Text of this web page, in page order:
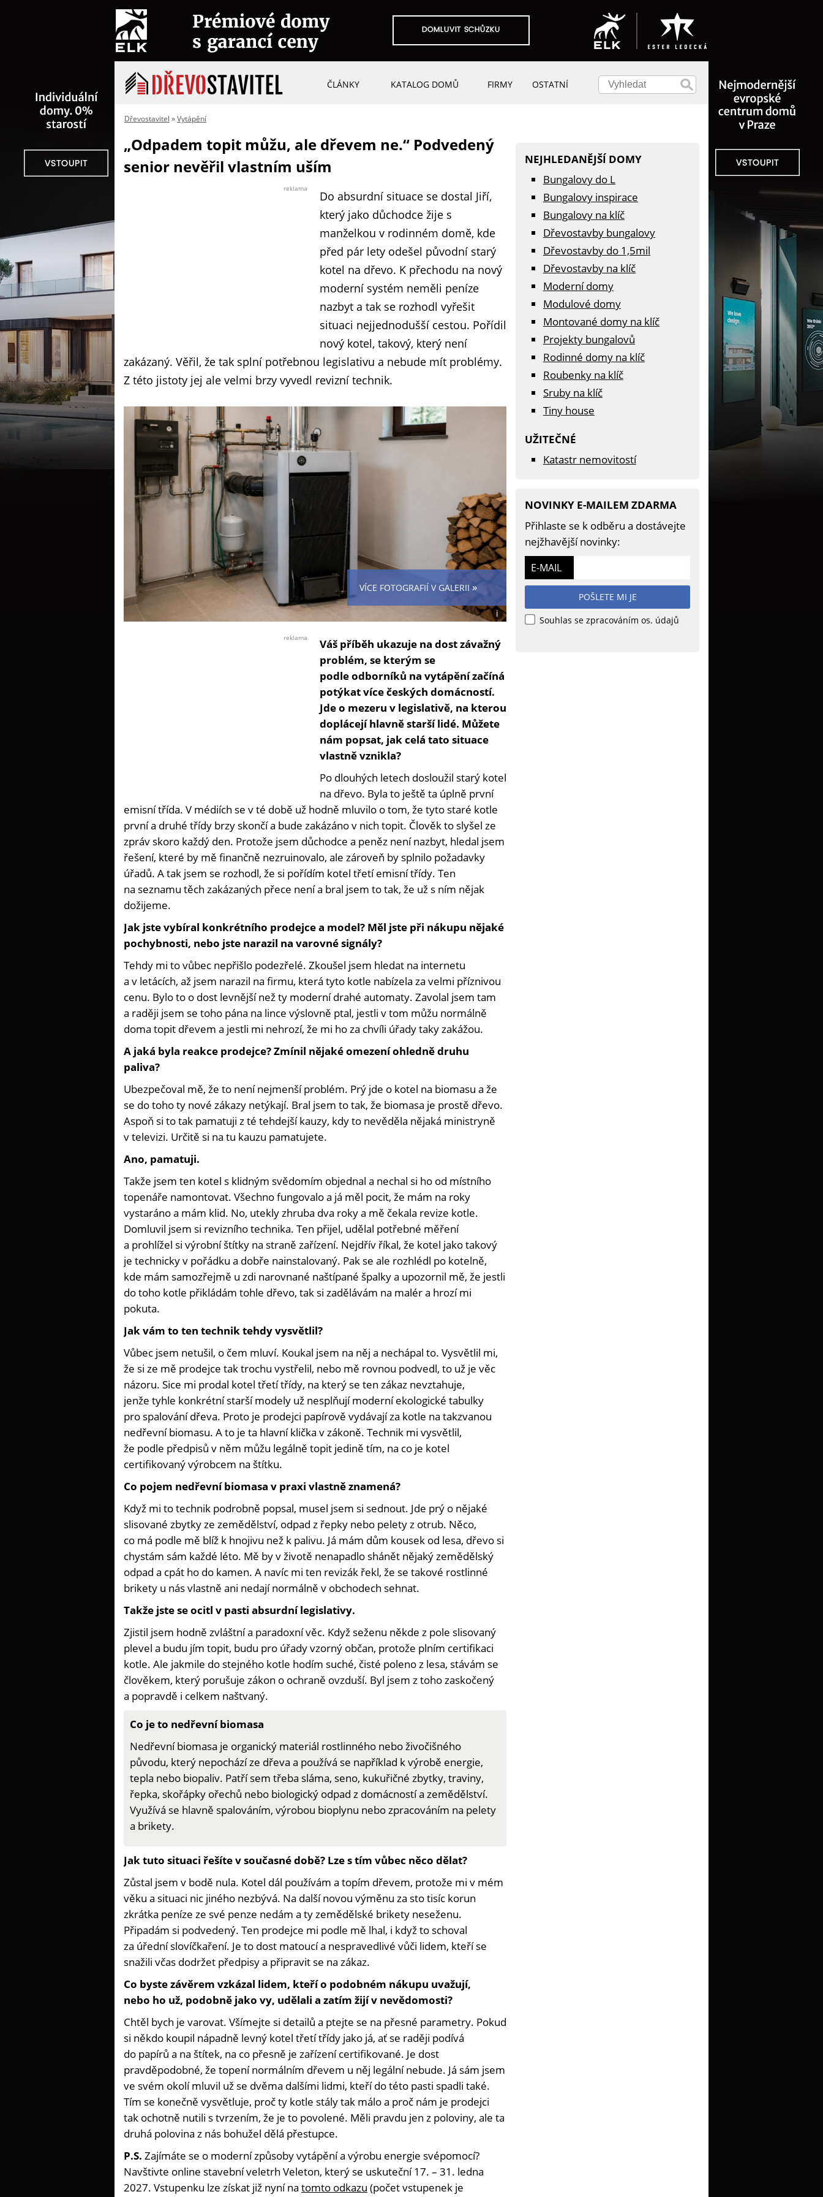
ČLÁNKY KATALOG DOMŮ FIRMY OSTATNÍ
Dřevostavitel »Vytápění
„Odpadem topit můžu, ale dřevem ne.“ Podvedený
senior nevěřil vlastním uším
reklama
Do absurdní situace se dostal Jiří,
který jako důchodce žije s
manželkou v rodinném domě, kde
před pár lety odešel původní starý
kotel na dřevo. K přechodu na nový
moderní systém neměli peníze
nazbyt a tak se rozhodl vyřešit
situaci nejjednodušší cestou. Pořídil
nový kotel, takový, který není
zakázaný. Věřil, že tak splní potřebnou legislativu a nebude mít problémy.
Z této jistoty jej ale velmi brzy vyvedl revizní technik.
VÍCE FOTOGRAFIÍ V GALERII »
i
Foto:
Formánek
reklama
Váš příběh ukazuje na dost závažný
problém, se kterým se
podle odborníků na vytápění začíná
potýkat více českých domácností.
Jde o mezeru v legislativě, na kterou
doplácejí hlavně starší lidé. Můžete
nám popsat, jak celá tato situace
vlastně vznikla?
Po dlouhých letech dosloužil starý kotel
na dřevo. Byla to ještě ta úplně první
emisní třída. V médiích se v té době už hodně mluvilo o tom, že tyto staré kotle
první a druhé třídy brzy skončí a bude zakázáno v nich topit. Člověk to slyšel ze
zpráv skoro každý den. Protože jsem důchodce a peněz není nazbyt, hledal jsem
řešení, které by mě finančně nezruinovalo, ale zároveň by splnilo požadavky
úřadů. A tak jsem se rozhodl, že si pořídím kotel třetí emisní třídy. Ten
na seznamu těch zakázaných přece není a bral jsem to tak, že už s ním nějak
dožijeme.
Jak jste vybíral konkrétního prodejce a model? Měl jste při nákupu nějaké
pochybnosti, nebo jste narazil na varovné signály?
Tehdy mi to vůbec nepřišlo podezřelé. Zkoušel jsem hledat na internetu
a v letácích, až jsem narazil na firmu, která tyto kotle nabízela za velmi příznivou
cenu. Bylo to o dost levnější než ty moderní drahé automaty. Zavolal jsem tam
a raději jsem se toho pána na lince výslovně ptal, jestli v tom můžu normálně
doma topit dřevem a jestli mi nehrozí, že mi ho za chvíli úřady taky zakážou.
A jaká byla reakce prodejce? Zmínil nějaké omezení ohledně druhu
paliva?
Ubezpečoval mě, že to není nejmenší problém. Prý jde o kotel na biomasu a že
se do toho ty nové zákazy netýkají. Bral jsem to tak, že biomasa je prostě dřevo.
Aspoň si to tak pamatuji z té tehdejší kauzy, kdy to nevěděla nějaká ministryně
v televizi. Určitě si na tu kauzu pamatujete.
Ano, pamatuji.
Takže jsem ten kotel s klidným svědomím objednal a nechal si ho od místního
topenáře namontovat. Všechno fungovalo a já měl pocit, že mám na roky
vystaráno a mám klid. No, utekly zhruba dva roky a mě čekala revize kotle.
Domluvil jsem si revizního technika. Ten přijel, udělal potřebné měření
a prohlížel si výrobní štítky na straně zařízení. Nejdřív říkal, že kotel jako takový
je technicky v pořádku a dobře nainstalovaný. Pak se ale rozhlédl po kotelně,
kde mám samozřejmě u zdi narovnané naštípané špalky a upozornil mě, že jestli
do toho kotle přikládám tohle dřevo, tak si zadělávám na malér a hrozí mi
pokuta.
Jak vám to ten technik tehdy vysvětlil?
Vůbec jsem netušil, o čem mluví. Koukal jsem na něj a nechápal to. Vysvětlil mi,
že si ze mě prodejce tak trochu vystřelil, nebo mě rovnou podvedl, to už je věc
názoru. Sice mi prodal kotel třetí třídy, na který se ten zákaz nevztahuje,
jenže tyhle konkrétní starší modely už nesplňují moderní ekologické tabulky
pro spalování dřeva. Proto je prodejci papírově vydávají za kotle na takzvanou
nedřevní biomasu. A to je ta hlavní klička v zákoně. Technik mi vysvětlil,
že podle předpisů v něm můžu legálně topit jedině tím, na co je kotel
certifikovaný výrobcem na štítku.
Co pojem nedřevní biomasa v praxi vlastně znamená?
Když mi to technik podrobně popsal, musel jsem si sednout. Jde prý o nějaké
slisované zbytky ze zemědělství, odpad z řepky nebo pelety z otrub. Něco,
co má podle mě blíž k hnojivu než k palivu. Já mám dům kousek od lesa, dřevo si
chystám sám každé léto. Mě by v životě nenapadlo shánět nějaký zemědělský
odpad a cpát ho do kamen. A navíc mi ten revizák řekl, že se takové rostlinné
brikety u nás vlastně ani nedají normálně v obchodech sehnat.
Takže jste se ocitl v pasti absurdní legislativy.
Zjistil jsem hodně zvláštní a paradoxní věc. Když seženu někde z pole slisovaný
plevel a budu jím topit, budu pro úřady vzorný občan, protože plním certifikaci
kotle. Ale jakmile do stejného kotle hodím suché, čisté poleno z lesa, stávám se
člověkem, který porušuje zákon o ochraně ovzduší. Byl jsem z toho zaskočený
a popravdě i celkem naštvaný.
Co je to nedřevní biomasa
Nedřevní biomasa je organický materiál rostlinného nebo živočišného
původu, který nepochází ze dřeva a používá se například k výrobě energie,
tepla nebo biopaliv. Patří sem třeba sláma, seno, kukuřičné zbytky, traviny,
řepka, skořápky ořechů nebo biologický odpad z domácností a zemědělství.
Využívá se hlavně spalováním, výrobou bioplynu nebo zpracováním na pelety
a brikety.
Jak tuto situaci řešíte v současné době? Lze s tím vůbec něco dělat?
Zůstal jsem v bodě nula. Kotel dál používám a topím dřevem, protože mi v mém
věku a situaci nic jiného nezbývá. Na další novou výměnu za sto tisíc korun
zkrátka peníze ze své penze nedám a ty zemědělské brikety neseženu.
Připadám si podvedený. Ten prodejce mi podle mě lhal, i když to schoval
za úřední slovíčkaření. Je to dost matoucí a nespravedlivé vůči lidem, kteří se
snažili včas dodržet předpisy a připravit se na zákaz.
Co byste závěrem vzkázal lidem, kteří o podobném nákupu uvažují,
nebo ho už, podobně jako vy, udělali a zatím žijí v nevědomosti?
Chtěl bych je varovat. Všímejte si detailů a ptejte se na přesné parametry. Pokud
si někdo koupil nápadně levný kotel třetí třídy jako já, ať se raději podívá
do papírů a na štítek, na co přesně je zařízení certifikované. Je dost
pravděpodobné, že topení normálním dřevem u něj legální nebude. Já sám jsem
ve svém okolí mluvil už se dvěma dalšími lidmi, kteří do této pasti spadli také.
Tím se konečně vysvětluje, proč ty kotle stály tak málo a proč nám je prodejci
tak ochotně nutili s tvrzením, že je to povolené. Měli pravdu jen z poloviny, ale ta
druhá polovina z nás bohužel dělá přestupce.
P.S. Zajímáte se o moderní způsoby vytápění a výrobu energie svépomocí?
Navštivte online stavební veletrh Veleton, který se uskuteční 17. – 31. ledna
2027. Vstupenku lze získat již nyní na tomto odkazu (počet vstupenek je
NEJHLEDANĚJŠÍ DOMY
Bungalovy do L
Bungalovy inspirace
Bungalovy na klíč
Dřevostavby bungalovy
Dřevostavby do 1,5mil
Dřevostavby na klíč
Moderní domy
Modulové domy
Montované domy na klíč
Projekty bungalovů
Rodinné domy na klíč
Roubenky na klíč
Sruby na klíč
Tiny house
UŽITEČNÉ
Katastr nemovitostí
NOVINKY E-MAILEM ZDARMA
Přihlaste se k odběru a dostávejte
nejžhavější novinky:
E-MAIL
POŠLETE MI JE
Souhlas se zpracováním os. údajů